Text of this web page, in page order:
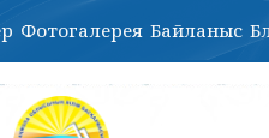
Фотогалерея Байланыс